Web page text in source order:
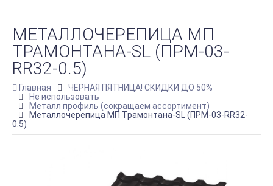
МЕТАЛЛОЧЕРЕПИЦА МП
ТРАМОНТАНА-SL (ПРМ-03-
RR32-0.5)
Главная
ЧЕРНАЯ ПЯТНИЦА! СКИДКИ ДО 50%
Не использовать
Металл профиль (сокращаем ассортимент)
Металлочерепица МП Трамонтана-SL (ПРМ-03-RR32-
0.5)